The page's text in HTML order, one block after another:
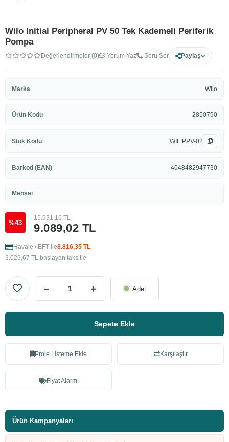
Wilo Initial Peripheral PV 50 Tek Kademeli Periferik
Pompa
Değerlendirmeler (0) Yorum Yaz Soru Sor Paylaş
Marka Wilo
Ürün Kodu 2850790
Stok Kodu WIL PPV-02
Barkod (EAN) 4048482947730
Menşei
%43 9.089,02 TL
15.931,16 TL
Havale / EFT ile8.816,35 TL
3.029,67 TL başlayan taksitle
Adet
Sepete Ekle
Proje Listeme Ekle Karşılaştır
Fiyat Alarmı
Ürün Kampanyaları